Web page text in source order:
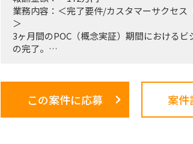
業務内容：＜完了要件/カスタマーサクセス
＞
3ヶ月間のPOC（概念実証）期間におけるビ
の完了。
＜業務内容＞
この案件に応募 案件